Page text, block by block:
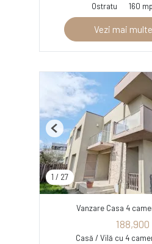
Ostratu
160 mp
Vezi mai
1 / 27
Previous
Vanzare Casa 4
188,900
Casă / Vilă cu 4